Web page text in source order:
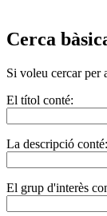
Cerca
Si voleu cercar per
El títol conté:
La descripció conté:
El grup d'interès